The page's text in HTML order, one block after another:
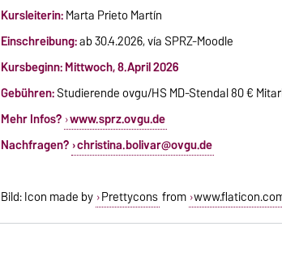
Kursleiterin:Marta Prieto Martín
Einschreibung:ab 30.4.2026, vía SPRZ-Moodle
Kursbeginn: Mittwoch, 8.April 2026
Gebühren:Studierende ovgu/HS MD-Stendal 80 €
Mehr Infos? www.sprz.ovgu.de
Nachfragen? christina.bolivar@ovgu.de
Bild: Icon made by Prettycons from